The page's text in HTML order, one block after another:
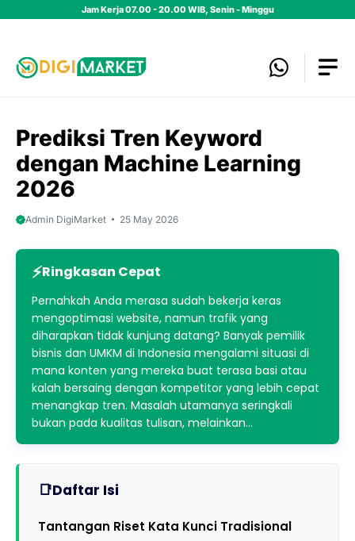
Jam Kerja 07.00 - 20.00 WIB, Senin - Minggu
Prediksi Tren Keyword
dengan Machine Learning
2026
Admin DigiMarket 25 May 2026
Ringkasan Cepat
Pernahkah Anda merasa sudah bekerja keras
mengoptimasi website, namun trafik yang
diharapkan tidak kunjung datang? Banyak pemilik
bisnis dan UMKM di Indonesia mengalami situasi di
mana konten yang mereka buat terasa basi atau
kalah bersaing dengan kompetitor yang lebih cepat
menangkap tren. Masalah utamanya seringkali
bukan pada kualitas tulisan, melainkan…
Daftar Isi
Tantangan Riset Kata Kunci Tradisional